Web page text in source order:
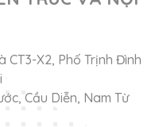
CT3-X2, Phố Trịnh Đình
Cầu Diễn, Nam Từ